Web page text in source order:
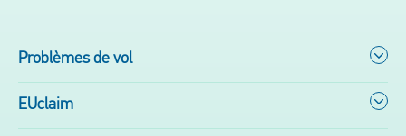
Problèmes de vol
EUclaim